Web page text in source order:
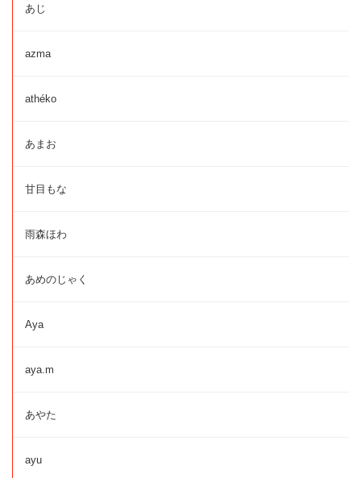
あじ
azma
athéko
あまお
甘目もな
雨森ほわ
あめのじゃく
Aya
aya.m
あやた
ayu